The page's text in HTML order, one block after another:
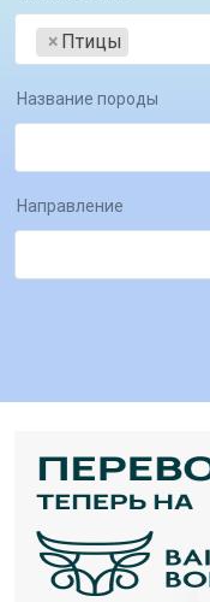
× Птицы
Название породы
Направление